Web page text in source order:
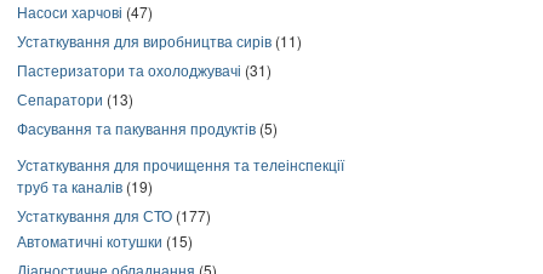
Насоси харчові (47)
Устаткування для виробництва сирів (11)
Пастеризатори та охолоджувачі (31)
Сепаратори (13)
Фасування та пакування продуктів (5)
Устаткування для прочищення та телеінспекції
труб та каналів (19)
Устаткування для СТО (177)
Автоматичні котушки (15)
Діагностичне обладнання (5)